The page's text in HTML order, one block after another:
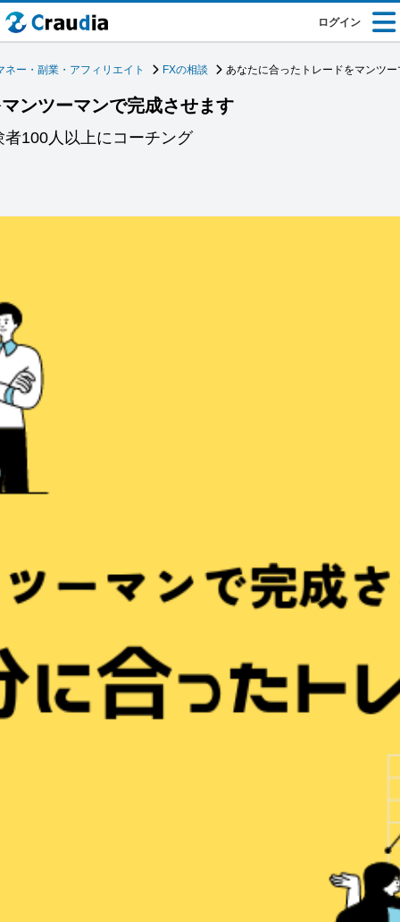
ログイン
ネー・副業・アフィリエイト FXの相談 あなたに合ったトレードをマンツ
ンツーマンで完成させます
100人以上にコーチング